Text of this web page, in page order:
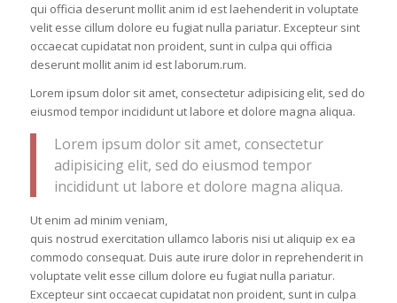
qui officia deserunt mollit anim id est laehenderit in voluptate
velit esse cillum dolore eu fugiat nulla pariatur. Excepteur sint
occaecat cupidatat non proident, sunt in culpa qui officia
deserunt mollit anim id est laborum.rum.
Lorem ipsum dolor sit amet, consectetur adipisicing elit, sed do
eiusmod tempor incididunt ut labore et dolore magna aliqua.
Lorem ipsum dolor sit amet, consectetur
adipisicing elit, sed do eiusmod tempor
incididunt ut labore et dolore magna aliqua.
Ut enim ad minim veniam,
quis nostrud exercitation ullamco laboris nisi ut aliquip ex ea
commodo consequat. Duis aute irure dolor in reprehenderit in
voluptate velit esse cillum dolore eu fugiat nulla pariatur.
Excepteur sint occaecat cupidatat non proident, sunt in culpa